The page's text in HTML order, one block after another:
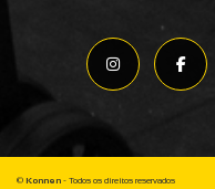
© Konnen - Todos os direitos reservados